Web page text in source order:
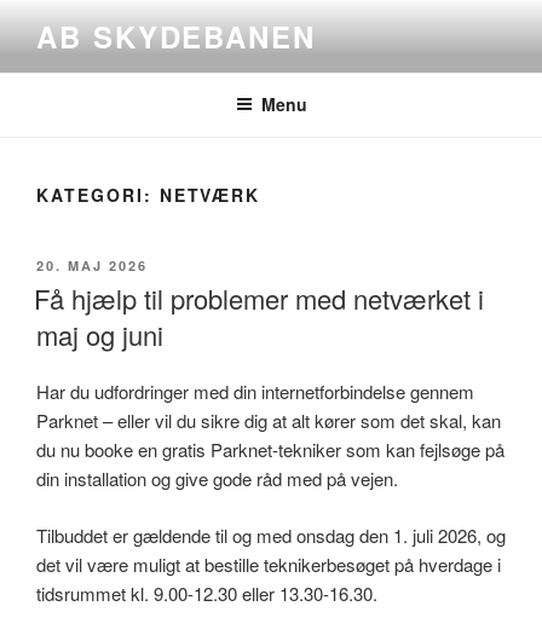
indhold
AB SKYDEBANEN
Menu
KATEGORI: NETVÆRK
UDGIVET
DEN
20. MAJ 2026
Få hjælp til problemer med netværket i
maj og juni
Har du udfordringer med din internetforbindelse gennem
Parknet – eller vil du sikre dig at alt kører som det skal, kan
du nu booke en gratis Parknet-tekniker som kan fejlsøge på
din installation og give gode råd med på vejen.
Tilbuddet er gældende til og med onsdag den 1. juli 2026, og
det vil være muligt at bestille teknikerbesøget på hverdage i
tidsrummet kl. 9.00-12.30 eller 13.30-16.30.